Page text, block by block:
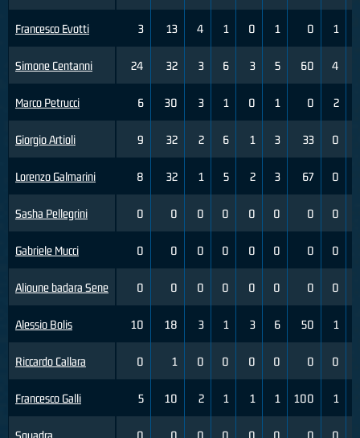
Francesco Evotti
Simone Centanni
Marco Petrucci
Giorgio Artioli
Lorenzo Galmarini
Sasha Pellegrini
Gabriele Mucci
Alioune badara Sene
Alessio Bolis
Riccardo Callara
Francesco Galli
3 13 4 1 0 1 0 1
24 32 3 6 3 5 60 4
6 30 3 1 0 1 0 2
9 32 2 6 1 3 33 0
8 32 1 5 2 3 67 0
0 0 0 0 0 0 0 0
0 0 0 0 0 0 0 0
0 0 0 0 0 0 0 0
10 18 3 1 3 6 50 1
0 1 0 0 0 0 0 0
5 10 2 1 1 1 100 1